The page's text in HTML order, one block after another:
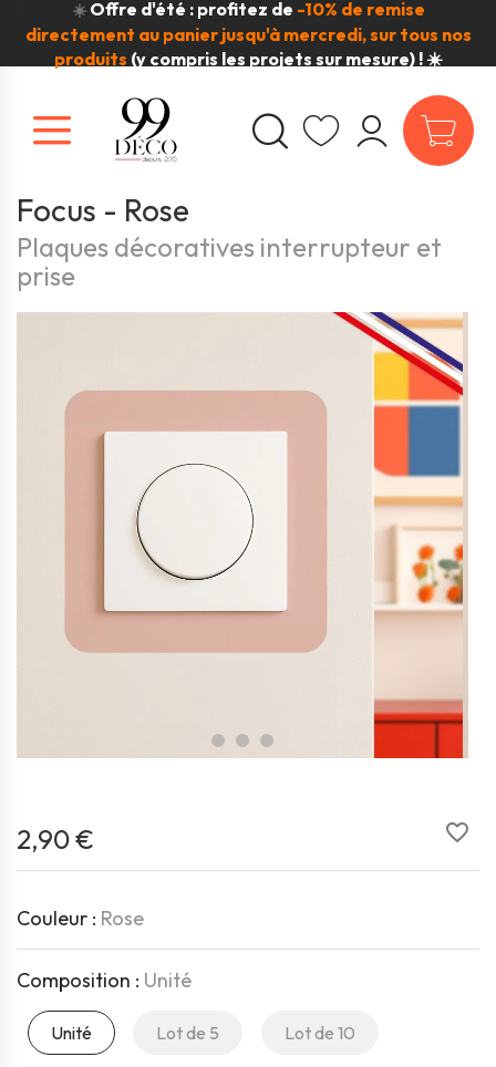
☀️ Offre d'été : profitez de -10% de remise
directement au panier jusqu'à mercredi, sur tous nos
produits (y compris les projets sur mesure) ! ☀️
Focus - Rose
Plaques décoratives interrupteur et
prise
favorite_border
2,90 €
Couleur : Rose
Composition : Unité
Unité Lot de 5 Lot de 10